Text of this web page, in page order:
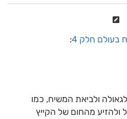
בעולם חלק 4 :
ולביאת המשיח, כמו
מהחום של הקייץ